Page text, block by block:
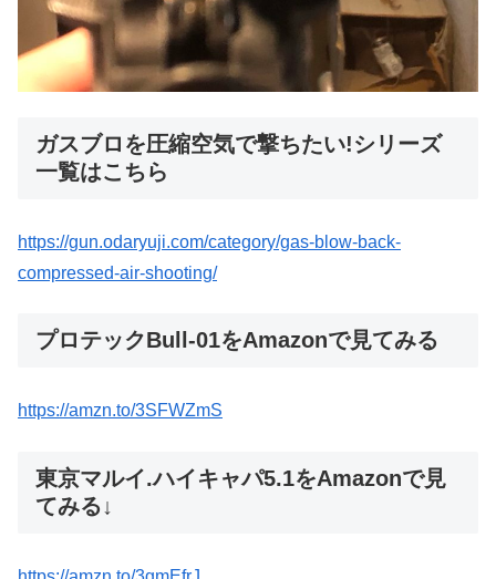
ガスブロを圧縮空気で撃ちたい!シリーズ
一覧はこちら
https://gun.odaryuji.com/category/gas-blow-back-
compressed-air-shooting/
プロテックBull-01をAmazonで見てみる
https://amzn.to/3SFWZmS
東京マルイ.ハイキャパ5.1をAmazonで見
てみる↓